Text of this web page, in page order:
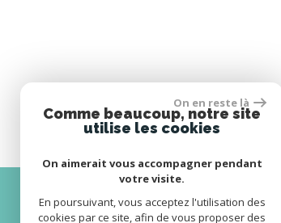
* CC : Charges comprises
* HC : Hors charges
On en reste là
Comme beaucoup, notre site
utilise les cookies
On aimerait vous accompagner pendant
votre visite.
En poursuivant, vous acceptez l'utilisation des
cookies par ce site, afin de vous proposer des